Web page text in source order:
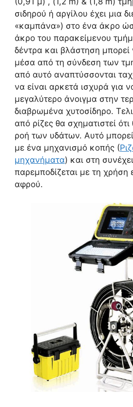
σιδηρού ή αργίλου έχει μια
«καμπάνα») στο ένα άκρο
άκρο του παρακείμενου
δέντρα και βλάστηση μπορεί
μέσα από τη σύνδεση των
από αυτό αναπτύσσονται
να είναι αρκετά ισχυρά για
μεγαλύτερο άνοιγμα στην
διαβρωμένα χυτοσίδηρο.
από ρίζες θα σχηματιστεί ότι
ροή των υδάτων. Αυτό
με ένα μηχανισμό κοπής (
μηχανήματα) και στη
παρεμποδίζεται με τη χρήση
αφρού.